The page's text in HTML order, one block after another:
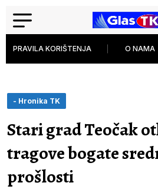
PRAVILA KORIŠTENJA O NAMA
- Hronika TK
Stari grad Teočak
tragove bogate
prošlosti